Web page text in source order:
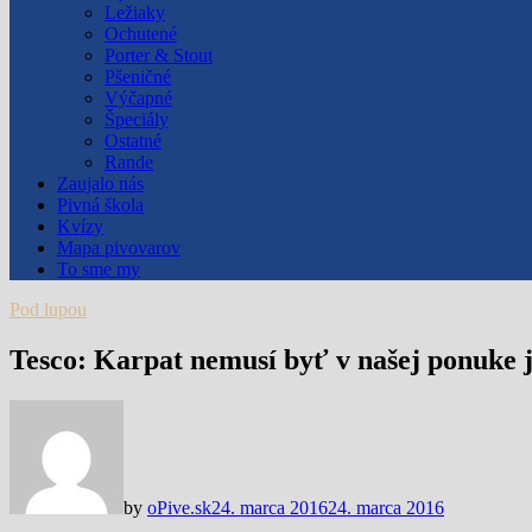
Ležiaky
Ochutené
Porter & Stout
Pšeničné
Výčapné
Špeciály
Ostatné
Rande
Zaujalo nás
Pivná škola
Kvízy
Mapa pivovarov
To sme my
Pod lupou
Tesco: Karpat nemusí byť v našej ponuke
by oPive.sk24. marca 201624. marca 2016